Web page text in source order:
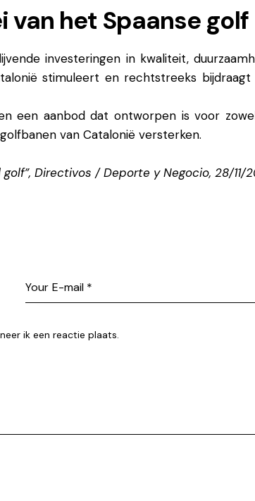
van het Spaanse golf
investeringen in kwaliteit,
stimuleert en rechtstreeks bijdraagt
een aanbod dat ontworpen is voor
van Catalonië versterken.
Directivos / Deporte y Negocio, 28/11/
ik een reactie plaats.